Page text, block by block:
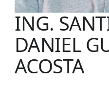
ING.
DANIEL
ACOSTA